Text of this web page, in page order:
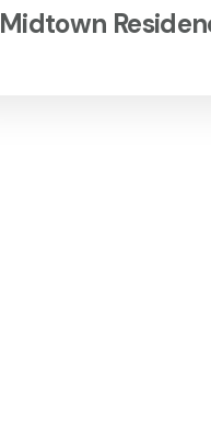
Midtown